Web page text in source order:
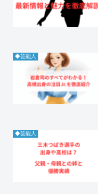
◆芸能人
◆芸能人